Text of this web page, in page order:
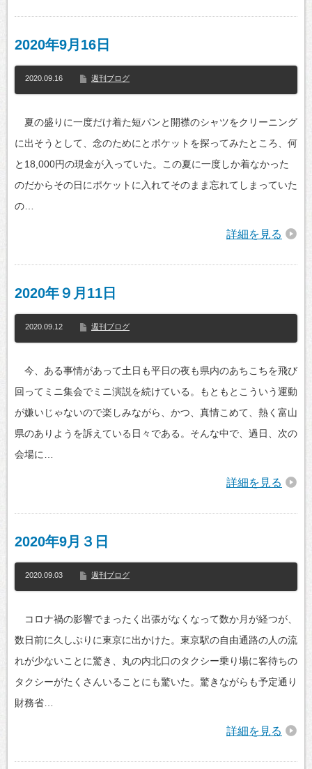
2020年9月16日
2020.09.16 週刊ブログ
夏の盛りに一度だけ着た短パンと開襟のシャツをクリーニング
に出そうとして、念のためにとポケットを探ってみたところ、何
と18,000円の現金が入っていた。この夏に一度しか着なかった
のだからその日にポケットに入れてそのまま忘れてしまっていた
の…
詳細を見る
2020年９月11日
2020.09.12 週刊ブログ
今、ある事情があって土日も平日の夜も県内のあちこちを飛び
回ってミニ集会でミニ演説を続けている。もともとこういう運動
が嫌いじゃないので楽しみながら、かつ、真情こめて、熱く富山
県のありようを訴えている日々である。そんな中で、過日、次の
会場に…
詳細を見る
2020年9月３日
2020.09.03 週刊ブログ
コロナ禍の影響でまったく出張がなくなって数か月が経つが、
数日前に久しぶりに東京に出かけた。東京駅の自由通路の人の流
れが少ないことに驚き、丸の内北口のタクシー乗り場に客待ちの
タクシーがたくさんいることにも驚いた。驚きながらも予定通り
財務省…
詳細を見る